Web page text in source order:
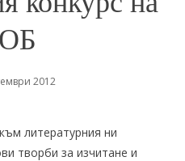
2012
литературния ни
творби за изчитане и